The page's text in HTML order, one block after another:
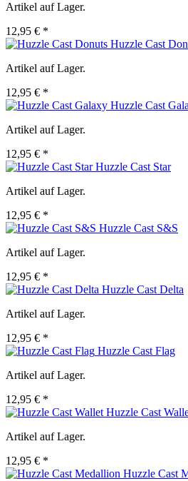
Artikel auf Lager.
12,95 € *
Huzzle Cast
Artikel auf Lager.
12,95 € *
Huzzle Cast
Artikel auf Lager.
12,95 € *
Huzzle Cast Star
Artikel auf Lager.
12,95 € *
Huzzle Cast S&S
Artikel auf Lager.
12,95 € *
Huzzle Cast Delta
Artikel auf Lager.
12,95 € *
Huzzle Cast Flag
Artikel auf Lager.
12,95 € *
Huzzle Cast
Artikel auf Lager.
12,95 € *
Huzzle Cast